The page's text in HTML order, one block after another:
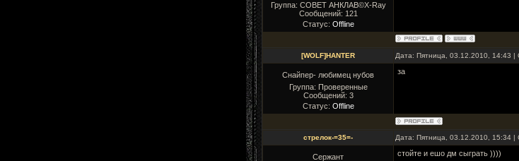
Группа: СОВЕТ АНКЛАВ©X-Ray
Сообщений: 121
Статус: Offline
[WOLF]HANTER Дата: Пятница, 03.12.2010, 14:43
Снайпер- любимец нубов
Группа: Проверенные
Сообщений: 3
Статус: Offline
за
стрелок-=35=- Дата: Пятница, 03.12.2010, 15:34
Сержант
стойте и ешо дм сыграть ))))